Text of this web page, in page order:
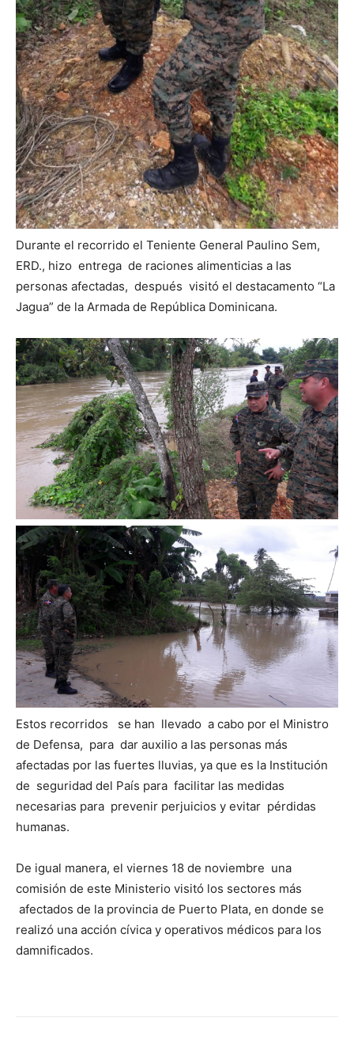
Durante el recorrido el Teniente General Paulino Sem,
ERD., hizo entrega de raciones alimenticias a las
personas afectadas, después visitó el destacamento “La
Jagua” de la Armada de República Dominicana.
Estos recorridos se han llevado a cabo por el Ministro
de Defensa, para dar auxilio a las personas más
afectadas por las fuertes lluvias, ya que es la Institución
de seguridad del País para facilitar las medidas
necesarias para prevenir perjuicios y evitar pérdidas
humanas.
De igual manera, el viernes 18 de noviembre una
comisión de este Ministerio visitó los sectores más
afectados de la provincia de Puerto Plata, en donde se
realizó una acción cívica y operativos médicos para los
damnificados.